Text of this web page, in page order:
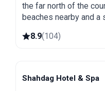
the far north of the
beaches nearby and a
8.9(104)
Shahdag
Shahdag Hotel & Spa